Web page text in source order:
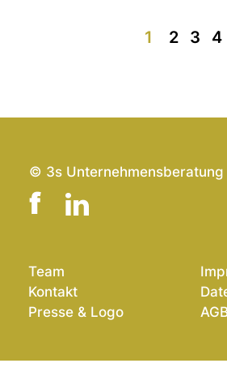
1 2 3 4
© 3s Unternehmensberatung
Team
Kontakt
Presse & Logo